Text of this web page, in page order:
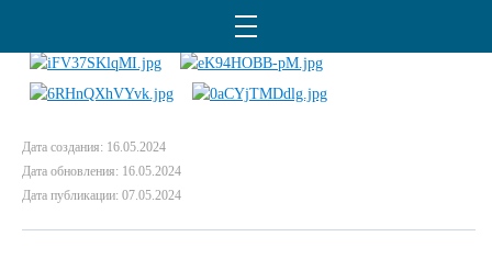
Дата создания: 16.05.2024
Дата обновления: 16.05.2024
Дата публикации: 07.05.2024